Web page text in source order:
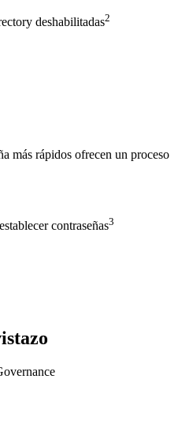
deshabilitadas2
más rápidos ofrecen un proceso
contraseñas3